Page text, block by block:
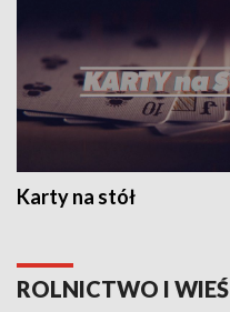
Karty na stół
ROLNICTWO I WIEŚ